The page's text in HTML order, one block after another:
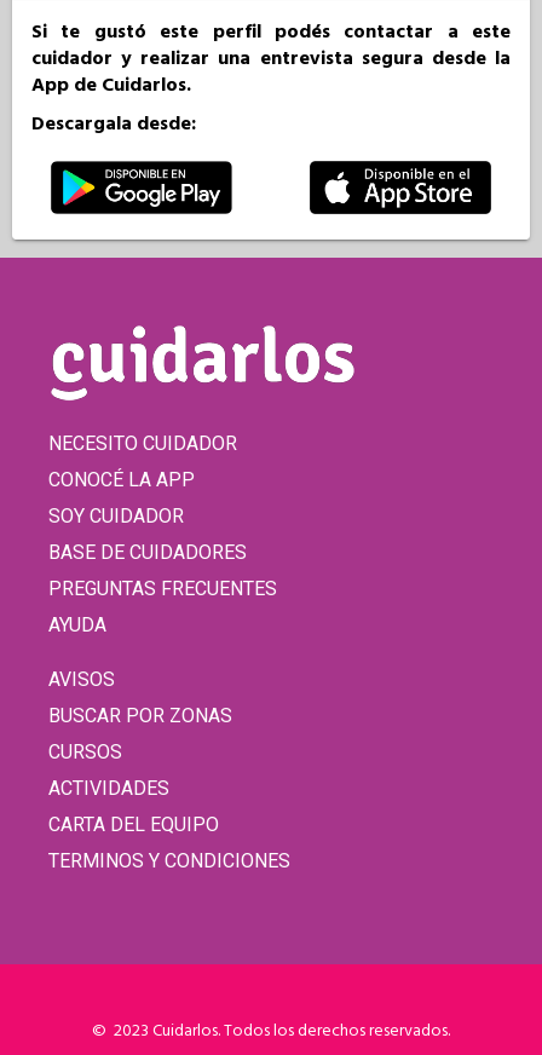
Si te gustó este perfil podés contactar a este
cuidador y realizar una entrevista segura desde la
App de Cuidarlos.
Descargala desde:
NECESITO CUIDADOR
CONOCÉ LA APP
SOY CUIDADOR
BASE DE CUIDADORES
PREGUNTAS FRECUENTES
AYUDA
AVISOS
BUSCAR POR ZONAS
CURSOS
ACTIVIDADES
CARTA DEL EQUIPO
TERMINOS Y CONDICIONES
© 2023 Cuidarlos. Todos los derechos reservados.